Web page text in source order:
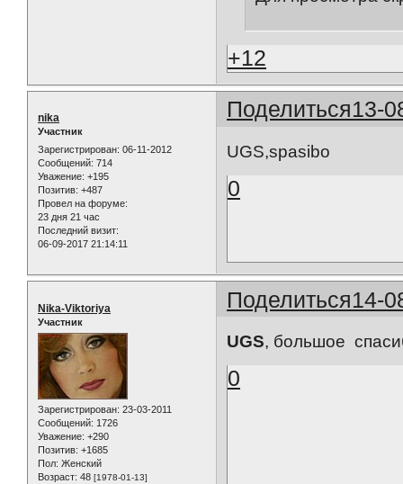
+12
Поделиться13-
nika
Участник
Зарегистрирован: 06-11-2012
Сообщений: 714
Уважение: +195
Позитив: +487
Провел на форуме:
23 дня 21 час
Последний визит:
06-09-2017 21:14:11
UGS,spasibo
0
Поделиться14-
Nika-Viktoriya
Участник
Зарегистрирован: 23-03-2011
Сообщений: 1726
Уважение: +290
Позитив: +1685
Пол: Женский
Возраст: 48 [1978-01-13]
UGS, большое
0